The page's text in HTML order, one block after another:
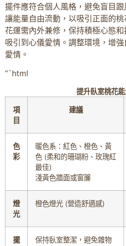
擺件應符合個人風格，避免盲目跟
讓能量自由流動，以吸引正面的
花運需內外兼修，保持積極心態
吸引到心儀愛情。調整環境，增
愛情。
“`html
提升臥室桃花
項
目
建議
色
彩
暖色系：紅色、橙色、黃
色 (柔和的珊瑚粉、玫瑰紅
最佳)
淺黃色牆面或窗簾
燈
光
橙色燈光 (營造舒適感)
擺
保持臥室整潔，避免雜物